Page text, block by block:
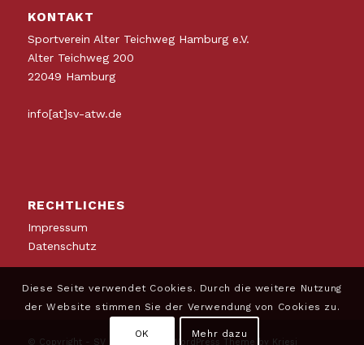
KONTAKT
Sportverein Alter Teichweg Hamburg e.V.
Alter Teichweg 200
22049 Hamburg
info[at]sv-atw.de
RECHTLICHES
Impressum
Datenschutz
© Copyright - SV ATW Enfold WordPress Theme by Kriesi
Diese Seite verwendet Cookies. Durch die weitere Nutzung
der Website stimmen Sie der Verwendung von Cookies zu.
OK Mehr dazu